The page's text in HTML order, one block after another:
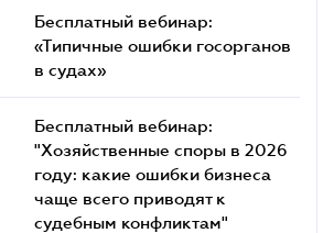
Бесплатный вебинар:
«Типичные ошибки госорганов
в судах»
Бесплатный вебинар:
"Хозяйственные споры в 2026
году: какие ошибки бизнеса
чаще всего приводят к
судебным конфликтам"